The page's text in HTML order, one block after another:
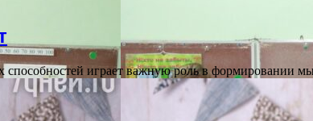
способностей играет важную роль в формировании